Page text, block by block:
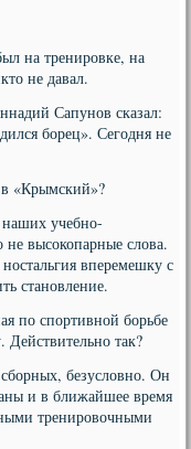
на тренировке, на
не давал.
Сапунов сказал:
борец». Сегодня не
«Крымский»?
наших учебно-
высокопарные слова.
вперемешку с
становление.
по спортивной борьбе
так?
безусловно. Он
и в ближайшее время
тренировочными